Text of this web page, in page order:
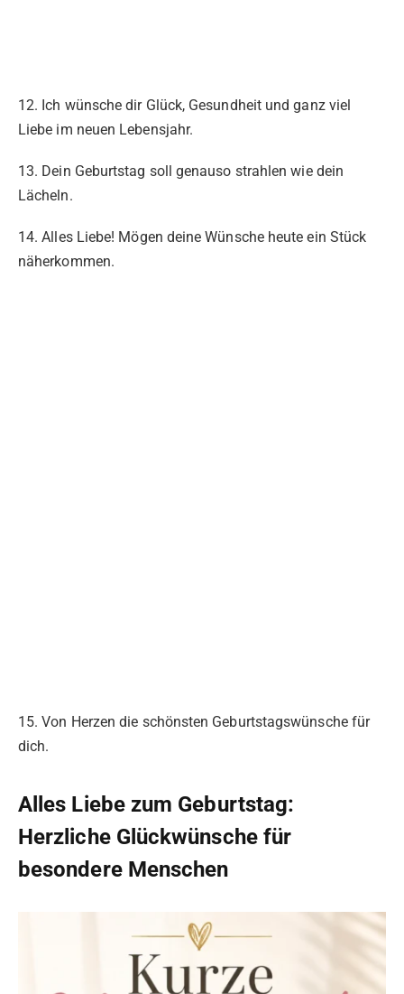
12. Ich wünsche dir Glück, Gesundheit und ganz viel
Liebe im neuen Lebensjahr.
13. Dein Geburtstag soll genauso strahlen wie dein
Lächeln.
14. Alles Liebe! Mögen deine Wünsche heute ein Stück
näherkommen.
15. Von Herzen die schönsten Geburtstagswünsche für
dich.
Alles Liebe zum Geburtstag:
Herzliche Glückwünsche für
besondere Menschen